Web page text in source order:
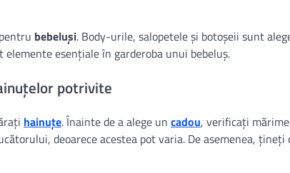
pentru bebeluși. Body-urile, salopetele și botoșeii sunt
esențiale în garderoba unui bebeluș.
potrivite
hainuțe. Înainte de a alege un cadou, verificați
deoarece acestea pot varia. De asemenea, țineți